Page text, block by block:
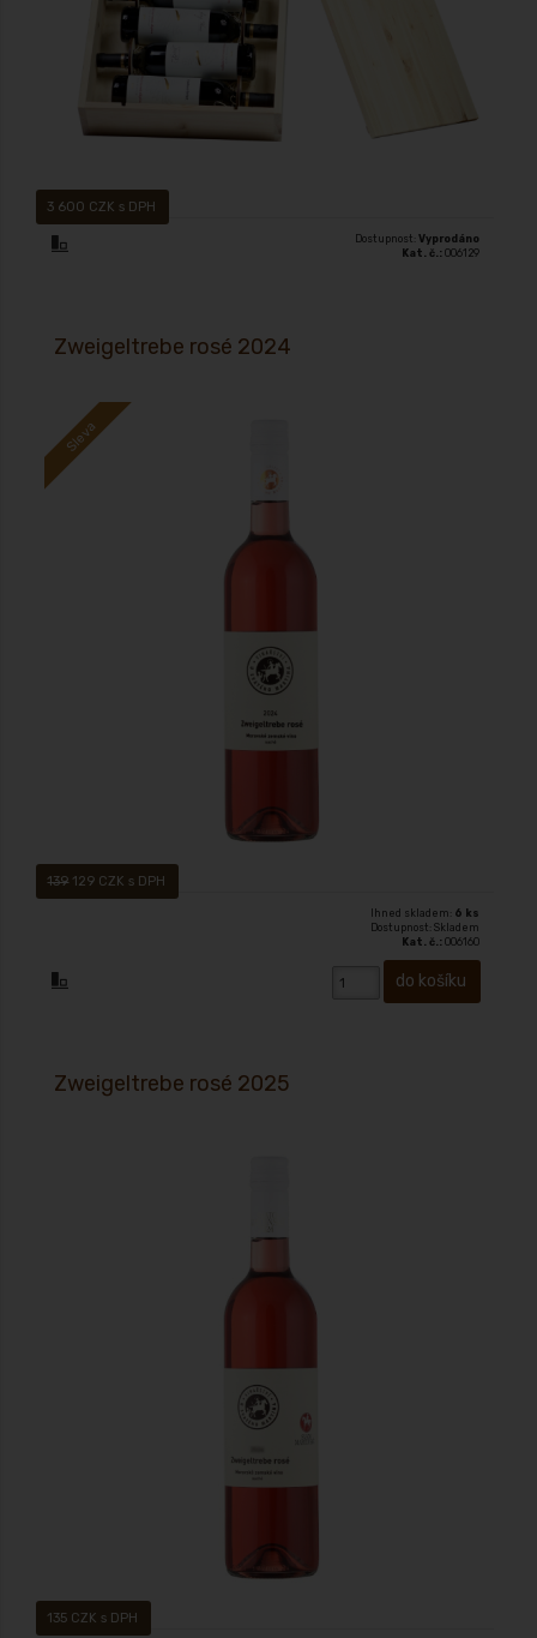
3 600 CZK s DPH
Dostupnost:Vyprodáno
Kat. č.: 006129
139 129 CZK s DPH
Zweigeltrebe rosé 2024
Sleva
Suché rosé s krásnou barvou a vůní. Povedený klenot pro milovníky
Ihned skladem: 6 ks
Dostupnost: Skladem
Kat. č.: 006160
135 CZK s DPH
Zweigeltrebe rosé 2025
Suché rosé s krásnou barvou a vůní. Povedený klenot pro milovníky